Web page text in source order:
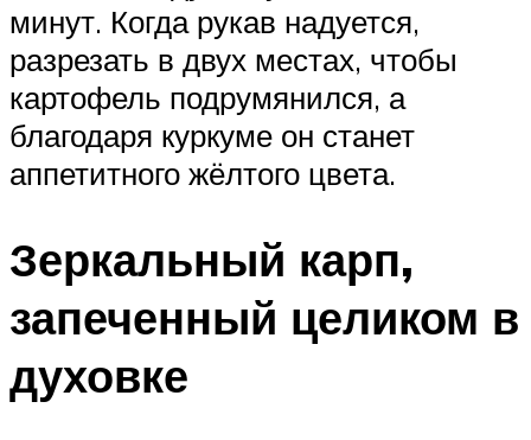
минут. Когда рукав надуется,
разрезать в двух местах, чтобы
картофель подрумянился, а
благодаря куркуме он станет
аппетитного жёлтого цвета.
Зеркальный карп,
запеченный целиком в
духовке